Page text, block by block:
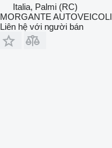
Italia, Palmi (RC)
MORGANTE AUTOVEICOLI
Liên hệ với người bán